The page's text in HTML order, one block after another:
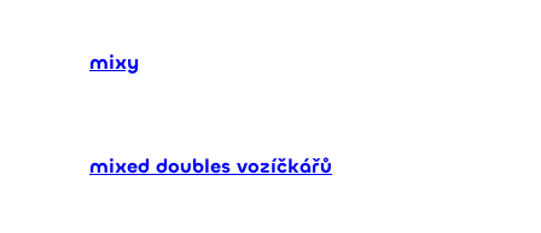
mixy
mixed doubles vozíčkářů